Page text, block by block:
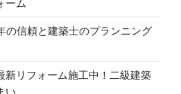
ーム
の信頼と建築士のプランニング
新リフォーム施工中！二級建築
い